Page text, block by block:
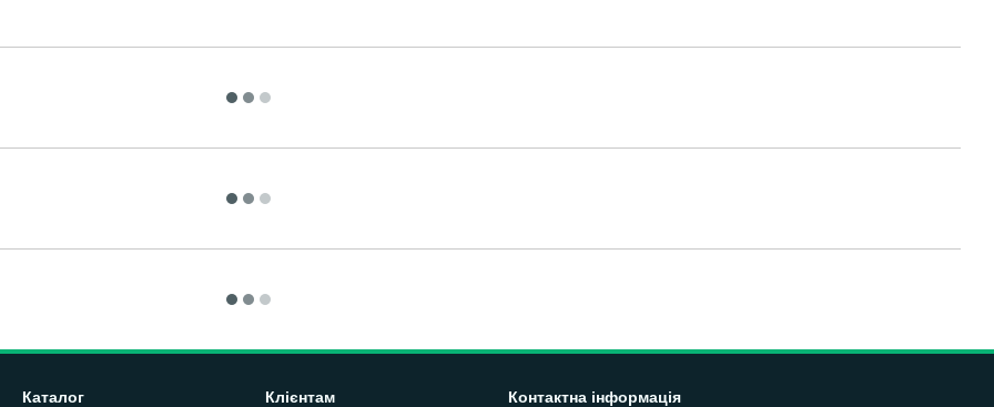
Каталог Клієнтам Контактна інформація